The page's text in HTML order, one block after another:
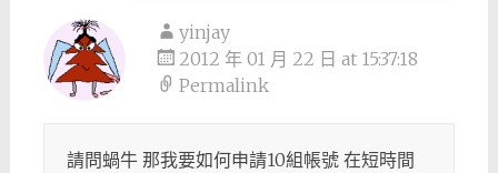
yinjay
2012 年 01 月 22 日 at 15:37:18
Permalink
請問蝸牛 那我要如何申請10組帳號 在短時間